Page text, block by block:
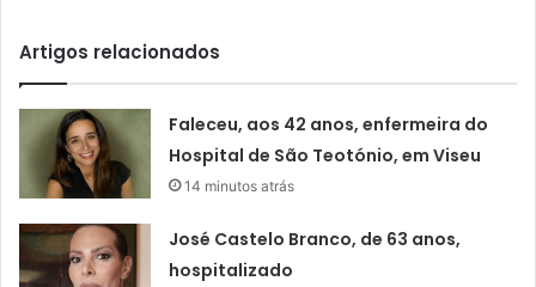
Artigos relacionados
Faleceu, aos 42 anos, enfermeira do
Hospital de São Teotónio, em Viseu
14 minutos atrás
José Castelo Branco, de 63 anos,
hospitalizado